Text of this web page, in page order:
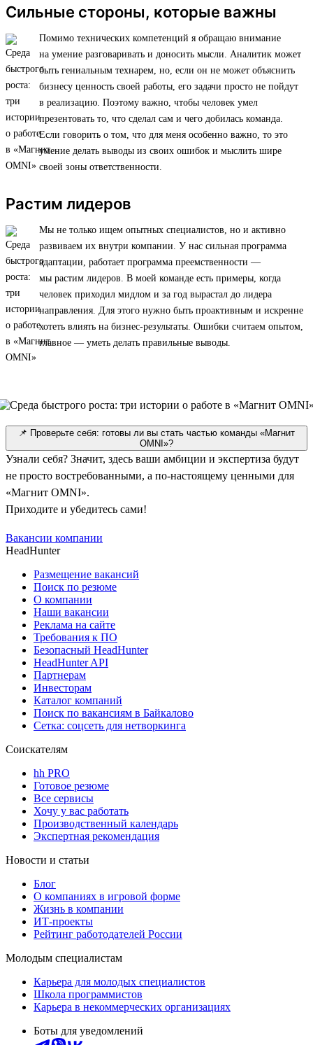
Сильные стороны, которые важны
Помимо технических компетенций я обращаю внимание
на умение разговаривать и доносить мысли. Аналитик может
быть гениальным технарем, но, если он не может объяснить
бизнесу ценность своей работы, его задачи просто не пойдут
в реализацию. Поэтому важно, чтобы человек умел
презентовать то, что сделал сам и чего добилась команда.
Если говорить о том, что для меня особенно важно, то это
умение делать выводы из своих ошибок и мыслить шире
своей зоны ответственности.
Растим лидеров
Мы не только ищем опытных специалистов, но и активно
развиваем их внутри компании. У нас сильная программа
адаптации, работает программа преемственности —
мы растим лидеров. В моей команде есть примеры, когда
человек приходил мидлом и за год вырастал до лидера
направления. Для этого нужно быть проактивным и искренне
хотеть влиять на бизнес-результаты. Ошибки считаем опытом,
главное — уметь делать правильные выводы.
📌 Проверьте себя: готовы ли вы стать частью команды «Магнит
OMNI»?
Узнали себя? Значит, здесь ваши амбиции и экспертиза будут
не просто востребованными, а по-настоящему ценными для
«Магнит OMNI».
Приходите и убедитесь сами!
Вакансии компании
HeadHunter
Размещение вакансий
Поиск по резюме
О компании
Наши вакансии
Реклама на сайте
Требования к ПО
Безопасный HeadHunter
HeadHunter API
Партнерам
Инвесторам
Каталог компаний
Поиск по вакансиям в Байкалово
Сетка: соцсеть для нетворкинга
Соискателям
hh PRO
Готовое резюме
Все сервисы
Хочу у вас работать
Производственный календарь
Экспертная рекомендация
Новости и статьи
Блог
О компаниях в игровой форме
Жизнь в компании
ИТ-проекты
Рейтинг работодателей России
Молодым специалистам
Карьера для молодых специалистов
Школа программистов
Карьера в некоммерческих организациях
Боты для уведомлений